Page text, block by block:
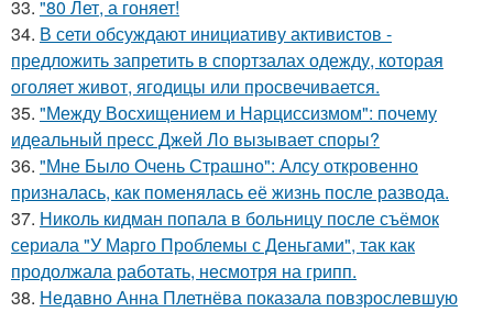
33. "80 Лет, а гоняет!
34. В сети обсуждают инициативу активистов -
предложить запретить в спортзалах одежду, которая
оголяет живот, ягодицы или просвечивается.
35. "Между Восхищением и Нарциссизмом": почему
идеальный пресс Джей Ло вызывает споры?
36. "Мне Было Очень Страшно": Алсу откровенно
призналась, как поменялась её жизнь после развода.
37. Николь кидман попала в больницу после съёмок
сериала "У Марго Проблемы с Деньгами", так как
продолжала работать, несмотря на грипп.
38. Недавно Анна Плетнёва показала повзрослевшую